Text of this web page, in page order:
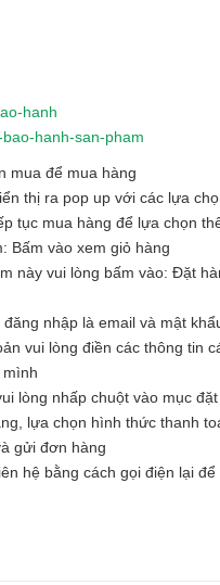
hanh
hanh-san-pham
mua để mua hàng
thị ra pop up với các lựa
tục mua hàng để lựa chọn
Bấm vào xem giỏ hàng
này vui lòng bấm vào: Đặt
nhập là email và mật
vui lòng điền các thông tin
lòng nhấp chuột vào mục
lựa chọn hình thức thanh
gửi đơn hàng
hệ bằng cách gọi điện lại